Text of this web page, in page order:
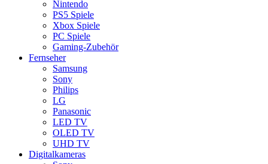
Nintendo
PS5 Spiele
Xbox Spiele
PC Spiele
Gaming-Zubehör
Fernseher
Samsung
Sony
Philips
LG
Panasonic
LED TV
OLED TV
UHD TV
Digitalkameras